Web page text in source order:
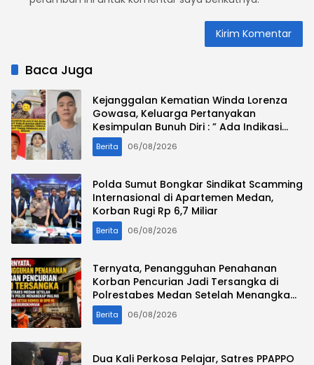
Baca Juga
Kejanggalan Kematian Winda Lorenza
Gowasa, Keluarga Pertanyakan
Kesimpulan Bunuh Diri : ” Ada Indikasi
Tindak Pidana “
Berita 06/08/2026
Polda Sumut Bongkar Sindikat Scamming
Internasional di Apartemen Medan,
Korban Rugi Rp 6,7 Miliar
Berita 06/08/2026
Ternyata, Penangguhan Penahanan
Korban Pencurian Jadi Tersangka di
Polrestabes Medan Setelah Menangkap
Maling Atas Atensi Ketua Komisi III DPR RI
Habiburokhman
Berita 06/08/2026
Dua Kali Perkosa Pelajar, Satres PPAPPO